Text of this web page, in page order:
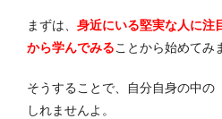
まずは、 身近にいる堅実な人に注
から学んでみることから始めてみ
そうすることで、自分自身の中の
しれませんよ。